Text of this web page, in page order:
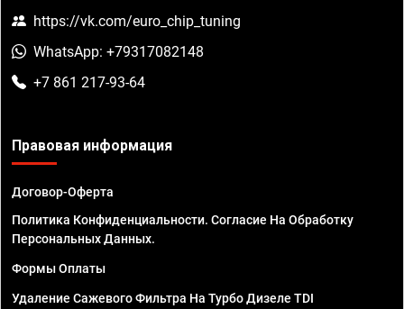
https://vk.com/euro_chip_tuning
WhatsApp: +79317082148
+7 861 217-93-64
Правовая информация
Договор-Оферта
Политика Конфиденциальности. Согласие На Обработку
Персональных Данных.
Формы Оплаты
Удаление Сажевого Фильтра На Турбо Дизеле TDI